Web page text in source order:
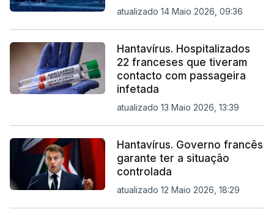
atualizado 14 Maio 2026, 09:36
Hantavírus. Hospitalizados
22 franceses que tiveram
contacto com passageira
infetada
atualizado 13 Maio 2026, 13:39
Hantavírus. Governo francês
garante ter a situação
controlada
atualizado 12 Maio 2026, 18:29